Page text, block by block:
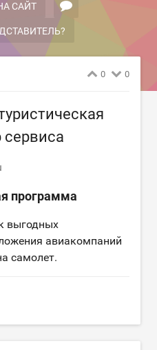
САЙТ
0 0
сервиса
программа
выгодных
авиакомпаний
самолет.